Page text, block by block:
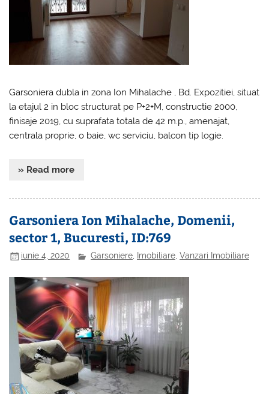
Garsoniera dubla in zona Ion Mihalache , Bd. Expozitiei, situat
la etajul 2 in bloc structurat pe P+2+M, constructie 2000,
finisaje 2019, cu suprafata totala de 42 m.p., amenajat,
centrala proprie, o baie, wc serviciu, balcon tip logie.
» Read more
Garsoniera Ion Mihalache, Domenii,
sector 1, Bucuresti, ID:769
iunie 4, 2020 Garsoniere, Imobiliare,Vanzari Imobiliare